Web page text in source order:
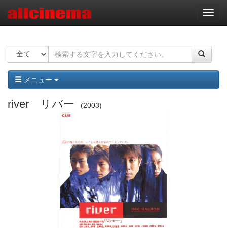
ナ
ビ
ー
ョ
ン
メニュー
river リバー 2003